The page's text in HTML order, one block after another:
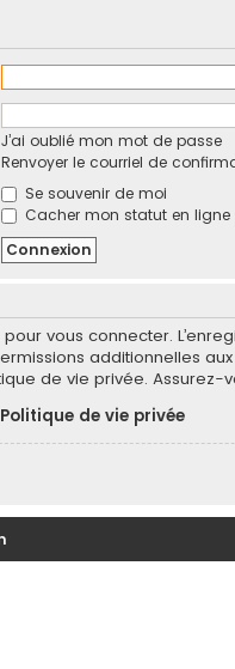
J’ai oublié mon mot de passe
Renvoyer le courriel de
Se souvenir de moi
Cacher mon statut en ligne
vous connecter.
additionnelles
de vie privée.
Politique de vie privée